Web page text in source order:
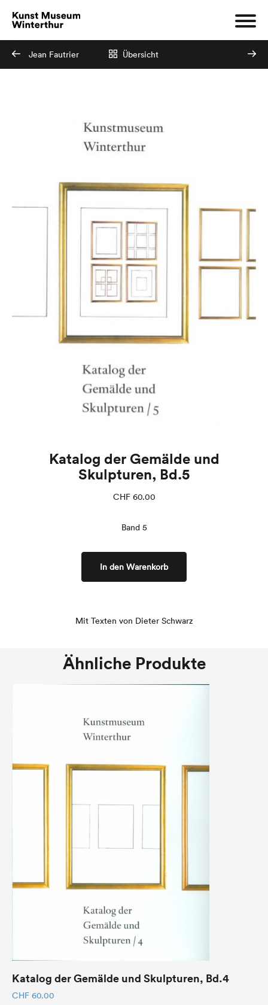
Jean Fautrier Übersicht
Katalog der Gemälde und
Skulpturen, Bd.5
CHF60.00
Band 5
In den Warenkorb
Mit Texten von Dieter Schwarz
Ähnliche Produkte
Katalog der Gemälde und Skulpturen, Bd.4
CHF 60.00